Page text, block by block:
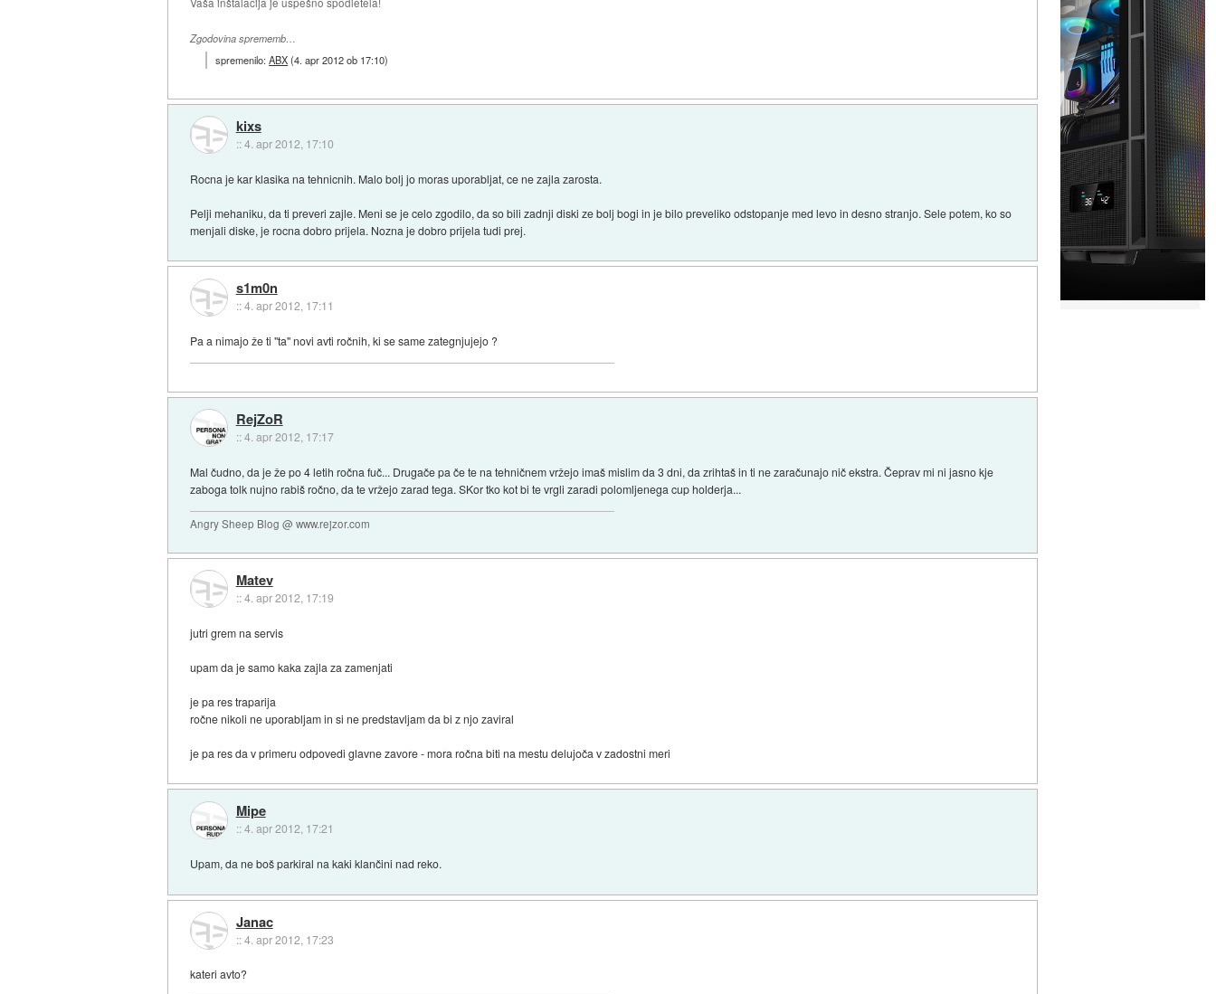
Zgodovina sprememb…
spremenilo:ABX(4. apr 2012 ob 17:10)
kixs
::4. apr 2012, 17:10
Rocna je kar klasika na tehnicnih. Malo bolj jo moras uporabljat, ce ne zajla zarosta.
Pelji mehaniku, da ti preveri zajle. Meni se je celo zgodilo, da so bili zadnji diski ze bolj bogi in je bilo preveliko odstopanje med levo in desno stranjo. Sele potem, ko so
menjali diske, je rocna dobro prijela. Nozna je dobro prijela tudi prej.
s1m0n
::4. apr 2012, 17:11
Pa a nimajo že ti "ta" novi avti ročnih, ki se same zategnjujejo ?
RejZoR
::4. apr 2012, 17:17
Mal čudno, da je že po 4 letih ročna fuč... Drugače pa če te na tehničnem vržejo imaš mislim da 3 dni, da zrihtaš in ti ne zaračunajo nič ekstra. Čeprav mi ni jasno kje
zaboga tolk nujno rabiš ročno, da te vržejo zarad tega. SKor tko kot bi te vrgli zaradi polomljenega cup holderja...
Angry Sheep Blog @ www.rejzor.com
Matev
::4. apr 2012, 17:19
jutri grem na servis
upam da je samo kaka zajla za zamenjati
je pa res traparija
ročne nikoli ne uporabljam in si ne predstavljam da bi z njo zaviral
je pa res da v primeru odpovedi glavne zavore - mora ročna biti na mestu delujoča v zadostni meri
Mipe
::4. apr 2012, 17:21
Upam, da ne boš parkiral na kaki klančini nad reko.
Janac
::4. apr 2012, 17:23
kateri avto?